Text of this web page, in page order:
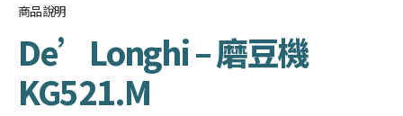
商品說明
De’Longhi – 磨豆機
KG521.M